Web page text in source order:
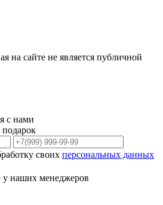
на сайте не является публичной
с нами
своих персональных данных
наших менеджеров